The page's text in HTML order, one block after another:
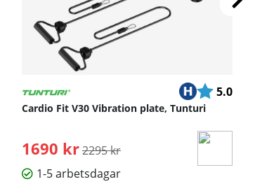
utav 5 stjärnor Betyg:
5.0
Cardio Fit V30 Vibration plate, Tunturi
1690 kr Ordinarie pris:
2295 kr
1-5 arbetsdagar